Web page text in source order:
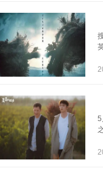
5